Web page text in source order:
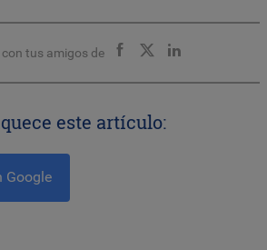
tus amigos de
este artículo:
Google